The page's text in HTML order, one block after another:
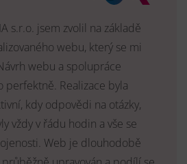
s.r.o. jsem zvolil na základě
webu, který se mi
webu a spolupráce
perfektně. Realizace byla
kdy odpovědi na otázky,
vždy v řádu hodin a vše se
Web je dlouhodobě